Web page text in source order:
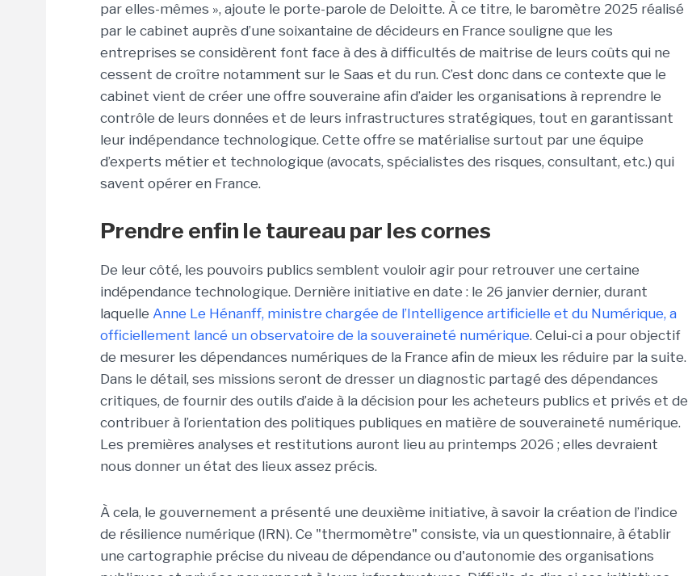
par elles-mêmes », ajoute le porte-parole de Deloitte. À ce titre, le baromètre 2025 réalisé
par le cabinet auprès d’une soixantaine de décideurs en France souligne que les
entreprises se considèrent font face à des à difficultés de maitrise de leurs coûts qui ne
cessent de croître notamment sur le Saas et du run. C’est donc dans ce contexte que le
cabinet vient de créer une offre souveraine afin d’aider les organisations à reprendre le
contrôle de leurs données et de leurs infrastructures stratégiques, tout en garantissant
leur indépendance technologique. Cette offre se matérialise surtout par une équipe
d’experts métier et technologique (avocats, spécialistes des risques, consultant, etc.) qui
savent opérer en France.
Prendre enfin le taureau par les cornes
De leur côté, les pouvoirs publics semblent vouloir agir pour retrouver une certaine
indépendance technologique. Dernière initiative en date : le 26 janvier dernier, durant
laquelle Anne Le Hénanff, ministre chargée de l’Intelligence artificielle et du Numérique, a
officiellement lancé un observatoire de la souveraineté numérique. Celui-ci a pour objectif
de mesurer les dépendances numériques de la France afin de mieux les réduire par la suite.
Dans le détail, ses missions seront de dresser un diagnostic partagé des dépendances
critiques, de fournir des outils d’aide à la décision pour les acheteurs publics et privés et de
contribuer à l’orientation des politiques publiques en matière de souveraineté numérique.
Les premières analyses et restitutions auront lieu au printemps 2026 ; elles devraient
nous donner un état des lieux assez précis.
À cela, le gouvernement a présenté une deuxième initiative, à savoir la création de l’indice
de résilience numérique (IRN). Ce "thermomètre" consiste, via un questionnaire, à établir
une cartographie précise du niveau de dépendance ou d'autonomie des organisations